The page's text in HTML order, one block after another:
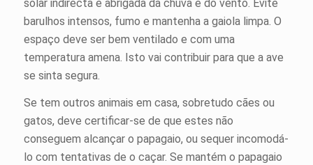
solar indirecta e abrigada da chuva e do vento. Evite
barulhos intensos, fumo e mantenha a gaiola limpa. O
espaço deve ser bem ventilado e com uma
temperatura amena. Isto vai contribuir para que a ave
se sinta segura.
Se tem outros animais em casa, sobretudo cães ou
gatos, deve certificar-se de que estes não
conseguem alcançar o papagaio, ou sequer incomodá-
lo com tentativas de o caçar. Se mantém o papagaio